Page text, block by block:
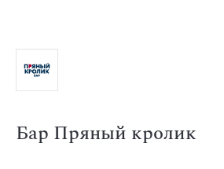
Бар Пряный кролик